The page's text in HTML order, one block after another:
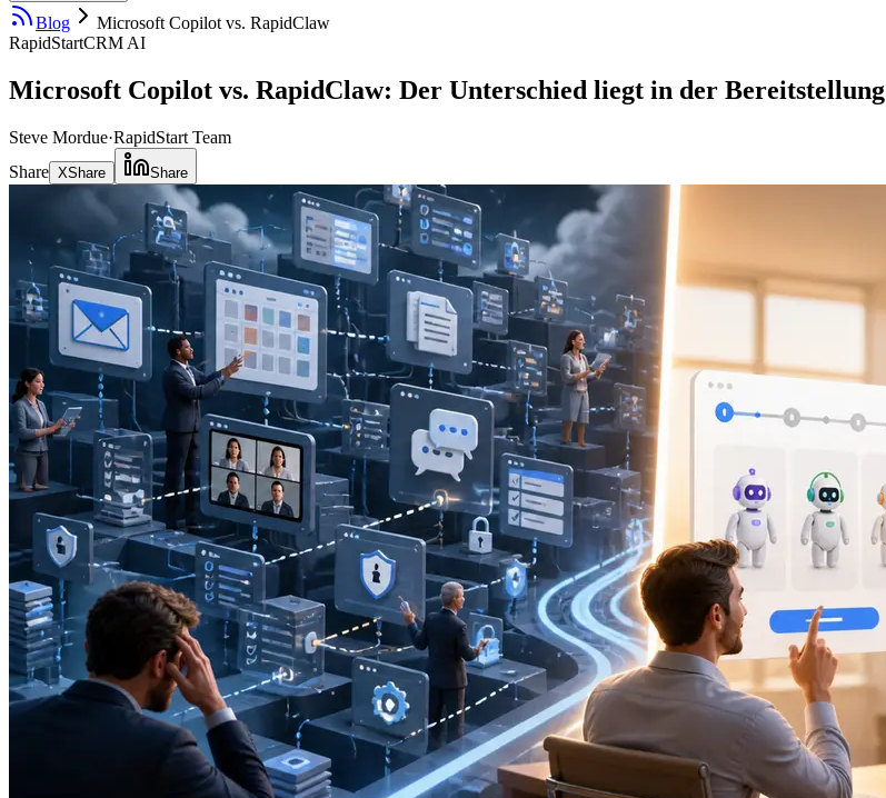
Blog
Microsoft Copilot vs. RapidClaw
RapidStartCRM AI
Microsoft Copilot vs. RapidClaw: Der Unterschied liegt in der Bereitstellung
Steve Mordue·RapidStart Team
Share XShare Share